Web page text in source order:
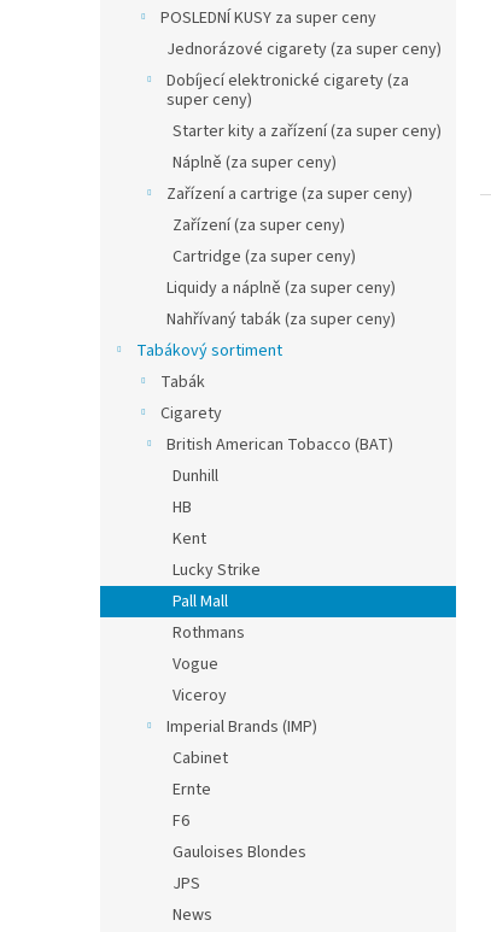
POSLEDNÍ KUSY za super ceny
Jednorázové cigarety (za super ceny)
Dobíjecí elektronické cigarety (za
super ceny)
Starter kity a zařízení (za super ceny)
Náplně (za super ceny)
Zařízení a cartrige (za super ceny)
Zařízení (za super ceny)
Cartridge (za super ceny)
Liquidy a náplně (za super ceny)
Nahřívaný tabák (za super ceny)
Tabákový sortiment
Tabák
Cigarety
British American Tobacco (BAT)
Dunhill
HB
Kent
Lucky Strike
Pall Mall
Rothmans
Vogue
Viceroy
Imperial Brands (IMP)
Cabinet
Ernte
F6
Gauloises Blondes
JPS
News